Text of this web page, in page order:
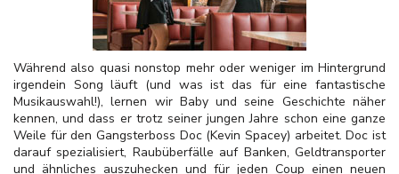
Während also quasi nonstop mehr oder weniger im Hintergrund
irgendein Song läuft (und was ist das für eine fantastische
Musikauswahl!), lernen wir Baby und seine Geschichte näher
kennen, und dass er trotz seiner jungen Jahre schon eine ganze
Weile für den Gangsterboss Doc (Kevin Spacey) arbeitet. Doc ist
darauf spezialisiert, Raubüberfälle auf Banken, Geldtransporter
und ähnliches auszuhecken und für jeden Coup einen neuen